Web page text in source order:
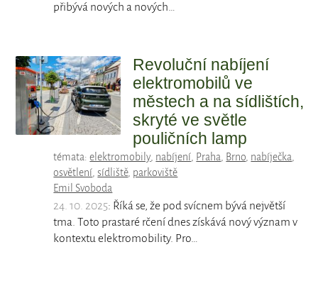
přibývá nových a nových…
Revoluční nabíjení
elektromobilů ve
městech a na sídlištích,
skryté ve světle
pouličních lamp
témata:elektromobily, nabíjení, Praha, Brno, nabíječka,
osvětlení,sídliště, parkoviště
Emil Svoboda
24. 10. 2025: Říká se, že pod svícnem bývá největší
tma. Toto prastaré rčení dnes získává nový význam v
kontextu elektromobility. Pro…